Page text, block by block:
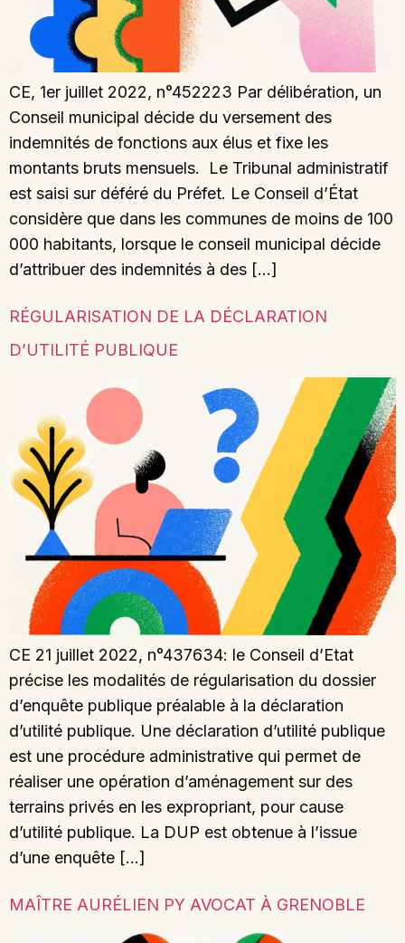
CE, 1er juillet 2022, n°452223 Par délibération, un
Conseil municipal décide du versement des
indemnités de fonctions aux élus et fixe les
montants bruts mensuels. Le Tribunal administratif
est saisi sur déféré du Préfet. Le Conseil d’État
considère que dans les communes de moins de 100
000 habitants, lorsque le conseil municipal décide
d’attribuer des indemnités à des […]
RÉGULARISATION DE LA DÉCLARATION
D’UTILITÉ PUBLIQUE
CE 21 juillet 2022, n°437634: le Conseil d’Etat
précise les modalités de régularisation du dossier
d’enquête publique préalable à la déclaration
d’utilité publique. Une déclaration d’utilité publique
est une procédure administrative qui permet de
réaliser une opération d’aménagement sur des
terrains privés en les expropriant, pour cause
d’utilité publique. La DUP est obtenue à l’issue
d’une enquête […]
MAÎTRE AURÉLIEN PY AVOCAT À GRENOBLE